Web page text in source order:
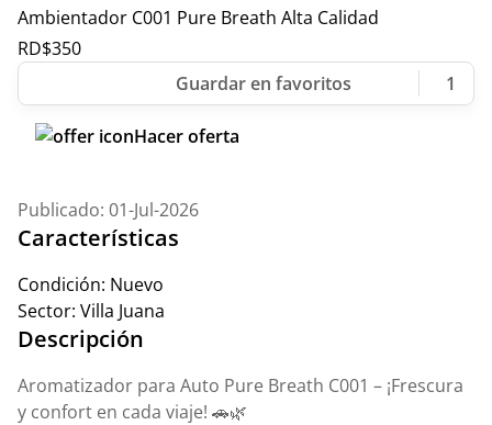
Ambientador C001 Pure Breath Alta Calidad
RD$350
1
Hacer oferta
Publicado: 01-Jul-2026
Características
Condición: Nuevo
Sector: Villa Juana
Descripción
Aromatizador para Auto Pure Breath C001 – ¡Frescura
y confort en cada viaje! 🚗🌿